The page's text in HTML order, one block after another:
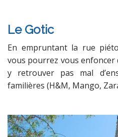
Le Gotic
En empruntant la rue
vous pourrez vous
y retrouver pas mal
familières (H&M, Mango,